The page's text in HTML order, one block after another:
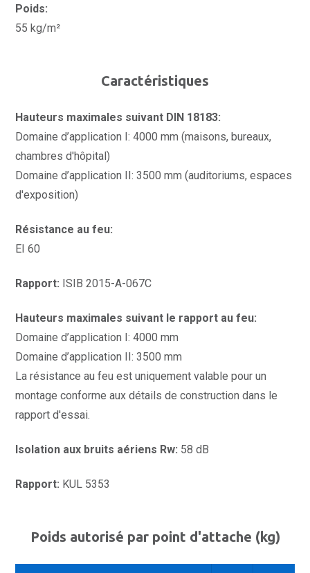
Poids:
55 kg/m²
Caractéristiques
Hauteurs maximales suivant DIN 18183:
Domaine d’application I: 4000 mm (maisons, bureaux,
chambres d'hôpital)
Domaine d’application II: 3500 mm (auditoriums, espaces
d'exposition)
Résistance au feu:
EI 60
Rapport: ISIB 2015-A-067C
Hauteurs maximales suivant le rapport au feu:
Domaine d’application I: 4000 mm
Domaine d’application II: 3500 mm
La résistance au feu est uniquement valable pour un
montage conforme aux détails de construction dans le
rapport d'essai.
Isolation aux bruits aériens Rw: 58 dB
Rapport: KUL 5353
Poids autorisé par point d'attache (kg)